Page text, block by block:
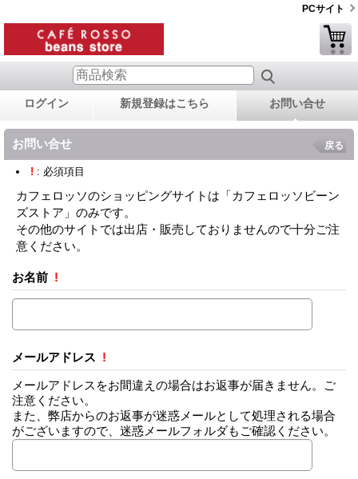
PCサイト
ログイン 新規登録はこちら お問い合せ
お問い合せ 戻る
! : 必須項目
カフェロッソのショッピングサイトは「カフェロッソビーン
ズストア」のみです。
その他のサイトでは出店・販売しておりませんので十分ご注
意ください。
お名前 !
メールアドレス !
メールアドレスをお間違えの場合はお返事が届きません。ご
注意ください。
また、弊店からのお返事が迷惑メールとして処理される場合
がございますので、迷惑メールフォルダもご確認ください。